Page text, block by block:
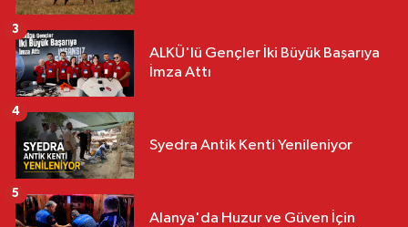
ALKÜ'lü Gençler İki Büyük Başarıya
İmza Attı
3
Syedra Antik Kenti Yenileniyor
4
Alanya'da Huzur ve Güven İçin
5